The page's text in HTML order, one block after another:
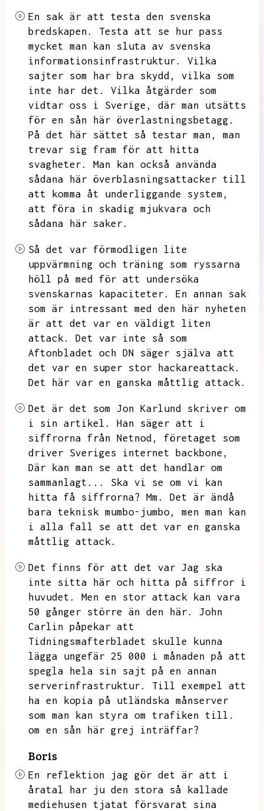
En sak är att testa den svenska
bredskapen.
Testa att se hur pass
mycket man kan sluta av svenska
informationsinfrastruktur.
Vilka
sajter som har bra skydd,
vilka som
inte har det.
Vilka åtgärder som
vidtar oss i Sverige,
där man utsätts
för en sån här överlastningsbetagg.
På det här sättet så testar man,
man
trevar sig fram för att hitta
svagheter.
Man kan också använda
sådana här överblasningsattacker till
att komma åt underliggande system,
att föra in skadig mjukvara och
sådana här saker.
Så det var förmodligen lite
uppvärmning och träning som ryssarna
höll på med för att undersöka
svenskarnas kapaciteter.
En annan sak
som är intressant med den här nyheten
är att det var en väldigt liten
attack.
Det var inte så som
Aftonbladet och DN säger själva att
det var en super stor hackareattack.
Det här var en ganska måttlig attack.
Det är det som Jon Karlund skriver om
i sin artikel.
Han säger att i
siffrorna från Netnod,
företaget som
driver Sveriges internet backbone,
Där kan man se att det handlar om
sammanlagt...
Ska vi se om vi kan
hitta få siffrorna? Mm.
Det är ändå
bara teknisk mumbo-jumbo,
men man kan
i alla fall se att det var en ganska
måttlig attack.
Det finns för att det var Jag ska
inte sitta här och hitta på siffror i
huvudet.
Men en stor attack kan vara
50 gånger större än den här.
John
Carlin påpekar att
Tidningsmafterbladet skulle kunna
lägga ungefär 25 000 i månaden på att
spegla hela sin sajt på en annan
serverinfrastruktur.
Till exempel att
ha en kopia på utländska månserver
som man kan styra om trafiken till.
om en sån här grej inträffar?
Boris
En reflektion jag gör det är att i
åratal har ju den stora så kallade
mediehusen tjatat försvarat sina